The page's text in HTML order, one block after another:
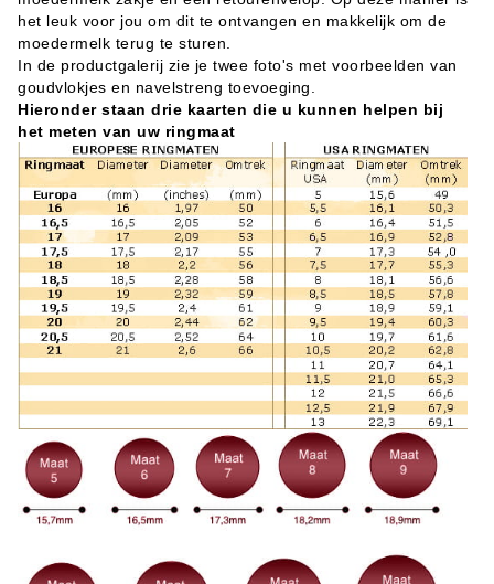
het leuk voor jou om dit te ontvangen en makkelijk om de
moedermelk terug te sturen.
In de productgalerij zie je twee foto's met voorbeelden van
goudvlokjes en navelstreng toevoeging.
Hieronder staan drie kaarten die u kunnen helpen bij
het meten van uw ringmaat